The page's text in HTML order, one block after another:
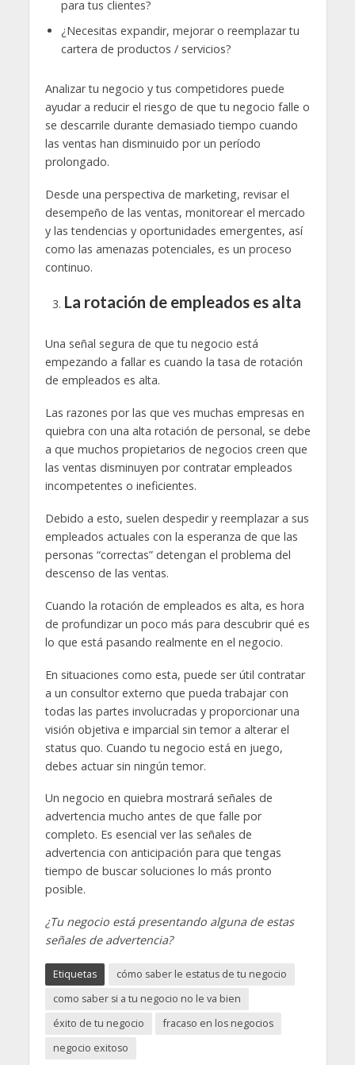
para tus clientes?
¿Necesitas expandir, mejorar o reemplazar tu
cartera de productos / servicios?
Analizar tu negocio y tus competidores puede
ayudar a reducir el riesgo de que tu negocio falle o
se descarrile durante demasiado tiempo cuando
las ventas han disminuido por un período
prolongado.
Desde una perspectiva de marketing, revisar el
desempeño de las ventas, monitorear el mercado
y las tendencias y oportunidades emergentes, así
como las amenazas potenciales, es un proceso
continuo.
La rotación de empleados es alta
Una señal segura de que tu negocio está
empezando a fallar es cuando la tasa de rotación
de empleados es alta.
Las razones por las que ves muchas empresas en
quiebra con una alta rotación de personal, se debe
a que muchos propietarios de negocios creen que
las ventas disminuyen por contratar empleados
incompetentes o ineficientes.
Debido a esto, suelen despedir y reemplazar a sus
empleados actuales con la esperanza de que las
personas “correctas” detengan el problema del
descenso de las ventas.
Cuando la rotación de empleados es alta, es hora
de profundizar un poco más para descubrir qué es
lo que está pasando realmente en el negocio.
En situaciones como esta, puede ser útil contratar
a un consultor externo que pueda trabajar con
todas las partes involucradas y proporcionar una
visión objetiva e imparcial sin temor a alterar el
status quo. Cuando tu negocio está en juego,
debes actuar sin ningún temor.
Un negocio en quiebra mostrará señales de
advertencia mucho antes de que falle por
completo. Es esencial ver las señales de
advertencia con anticipación para que tengas
tiempo de buscar soluciones lo más pronto
posible.
¿Tu negocio está presentando alguna de estas
señales de advertencia?
Etiquetas
cómo saber le estatus de tu negocio
como saber si a tu negocio no le va bien
éxito de tu negocio
fracaso en los negocios
negocio exitoso